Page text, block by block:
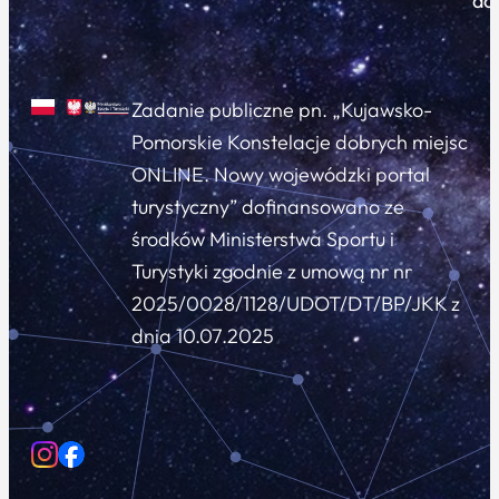
Zadanie publiczne pn. „Kujawsko-
Pomorskie Konstelacje dobrych miejsc
ONLINE. Nowy wojewódzki portal
turystyczny” dofinansowano ze
środków Ministerstwa Sportu i
Turystyki zgodnie z umową nr nr
2025/0028/1128/UDOT/DT/BP/JKK z
dnia 10.07.2025